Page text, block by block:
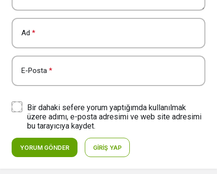
Ad *
E-Posta *
Bir dahaki sefere yorum yaptığımda kullanılmak
üzere adımı, e-posta adresimi ve web site adresimi
bu tarayıcıya kaydet.
YORUM GÖNDER GIRIŞ YAP